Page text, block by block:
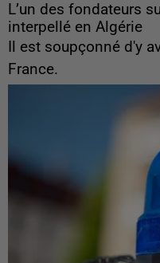
L’un des fondateurs
interpellé en Algérie
Il est soupçonné d'y
France.